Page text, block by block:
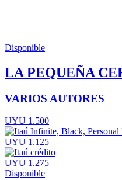
Disponible
LA PEQUEÑA
VARIOS AUTORES
UYU 1.500
UYU 1.125
UYU 1.275
Disponible